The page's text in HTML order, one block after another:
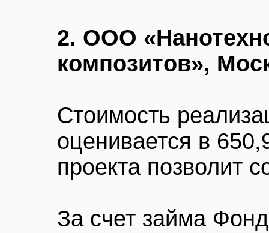
2. ООО
композитов»,
Стоимость
оценивается в
проекта позволит
За счет займа